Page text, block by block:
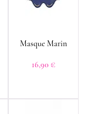
Masque Marin
Prix
16,90 €